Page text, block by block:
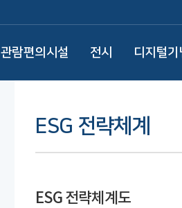
관람편의시설 전시 디지털
ESG 전략체계
ESG 전략체계도